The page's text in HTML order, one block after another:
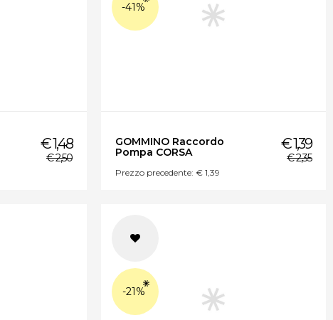
€ 1,48
€ 2,50
-41%
GOMMINO Raccordo
Pompa CORSA
€ 1,39
€ 2,35
Prezzo precedente: € 1,39
-21%